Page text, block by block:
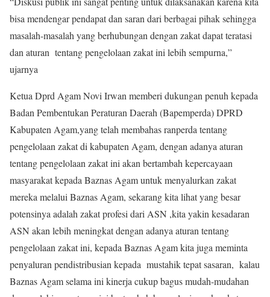
bisa mendengar pendapat dan saran dari berbagai pihak sehingga
masalah-masalah yang berhubungan dengan zakat dapat teratasi
dan aturan tentang pengelolaan zakat ini lebih sempurna,”
ujarnya
Ketua Dprd Agam Novi Irwan memberi dukungan penuh kepada
Badan Pembentukan Peraturan Daerah (Bapemperda) DPRD
Kabupaten Agam,yang telah membahas ranperda tentang
pengelolaan zakat di kabupaten Agam, dengan adanya aturan
tentang pengelolaan zakat ini akan bertambah kepercayaan
masyarakat kepada Baznas Agam untuk menyalurkan zakat
mereka melalui Baznas Agam, sekarang kita lihat yang besar
potensinya adalah zakat profesi dari ASN ,kita yakin kesadaran
ASN akan lebih meningkat dengan adanya aturan tentang
pengelolaan zakat ini, kepada Baznas Agam kita juga meminta
penyaluran pendistribusian kepada mustahik tepat sasaran, kalau
Baznas Agam selama ini kinerja cukup bagus mudah-mudahan